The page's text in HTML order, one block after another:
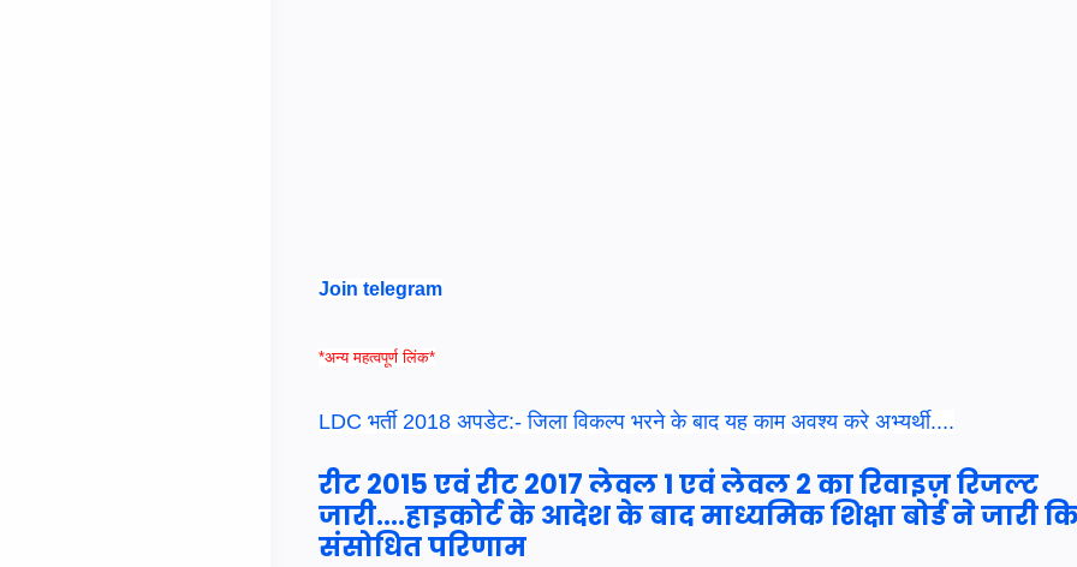
Join telegram
*अन्य महत्वपूर्ण लिंक*
LDC भर्ती 2018 अपडेट:- जिला विकल्प भरने के बाद यह काम अवश्य करे अभ्यर्थी....
रीट 2015 एवं रीट 2017 लेवल 1 एवं लेवल 2 का रिवाइज़ रिजल्ट
जारी....हाइकोर्ट के आदेश के बाद माध्यमिक शिक्षा बोर्ड ने जारी
संसोधित परिणाम